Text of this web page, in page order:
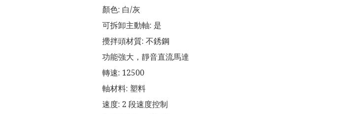
顏色: 白/灰
可拆卸主動軸: 是
攪拌頭材質: 不銹鋼
功能強大，靜音直流馬達
轉速: 12500
軸材料: 塑料
速度: 2 段速度控制